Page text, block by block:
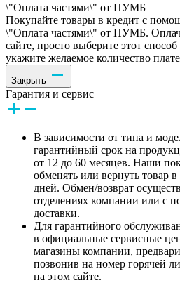
\"Оплата частями\" от ПУМБ
Покупайте товары в кредит с
\"Оплата частями\" от ПУМБ.
сайте, просто выберите этот
укажите желаемое количество
Закрыть
Гарантия и сервис
В зависимости от типа и
гарантийный срок на
от 12 до 60 месяцев. Наши
обменять или вернуть товар в
дней. Обмен/возврат
отделениях компании или с
доставки.
Для гарантийного
в официальные сервисные
магазины компании,
позвонив на номер горячей
на этом сайте.